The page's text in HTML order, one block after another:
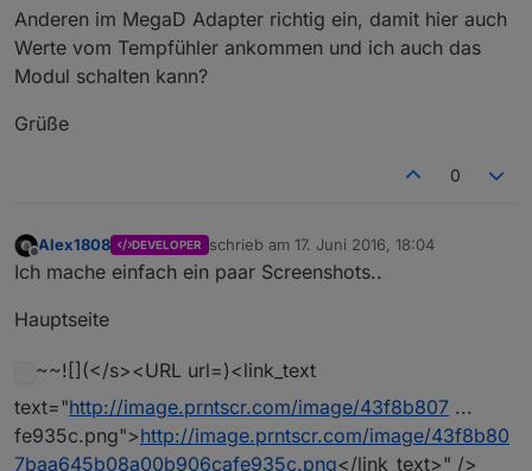
Anderen im MegaD Adapter richtig ein, damit hier auch
Werte vom Tempfühler ankommen und ich auch das
Modul schalten kann?
Grüße
0
Alex1808 DEVELOPER schrieb am 17. Juni 2016, 18:04
zuletzt editiert von
Ich mache einfach ein paar Screenshots..
Hauptseite
~~![](</s><URL url=)<link_text
text="http://image.prntscr.com/image/43f8b807 ...
fe935c.png">http://image.prntscr.com/image/43f8b80
7baa645b08a00b906cafe935c.png</link_text>" />